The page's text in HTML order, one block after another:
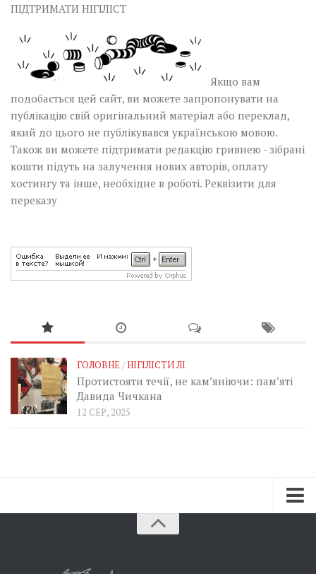
ПІДТРИМАТИ НІГІЛІСТ
Якщо вам
подобається цей сайт, ви можете запропонувати на
публікацію свій оригінальний матеріал або переклад,
який до цього не публікувався українською мовою.
Також ви можете підтримати редакцію гривнею - зібрані
кошти підуть на залучення нових авторів, оплату
хостингу та інше, необхідне в роботі. Реквізити для
переказу
ГОЛОВНЕ/НІГІЛІСТИ ЛІ
Протистояти течії, не кам’яніючи: пам’яті
Давида Чичкана
12 СЕР, 2025